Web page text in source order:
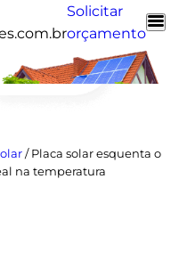
Solicitar
orçamento
/Placa solar esquenta o
na temperatura